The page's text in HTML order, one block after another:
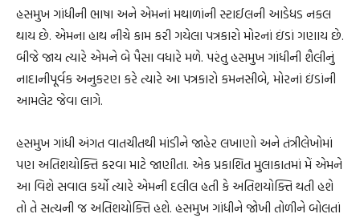
હસમુખ ગાંધીની ભાષા અને એમનાં મથાળાંની સ્ટાઈલની આડેધડ નકલ
થાય છે. એમના હાથ નીચે કામ કરી ગયેલા પત્રકારો મોરનાં ઇંડાં ગણાય છે.
બીજે જાય ત્યારે એમને બે પૈસા વધારે મળે. પરંતુ હસમુખ ગાંધીની શૈલીનું
નાદાનીપૂર્વક અનુકરણ કરે ત્યારે આ પત્રકારો કમનસીબે, મોરનાં ઇંડાંની
આમલેટ જેવા લાગે.
હસમુખ ગાંધી અંગત વાતચીતથી માંડીને જાહેર લખાણો અને તંત્રીલેખોમાં
પણ અતિશયોક્તિ કરવા માટે જાણીતા. એક પ્રકાશિત મુલાકાતમાં મેં એમને
આ વિશે સવાલ કર્યો ત્યારે એમની દલીલ હતી કે અતિશયોક્તિ થતી હશે
તો તે સત્યની જ અતિશયોક્તિ હશે. હસમુખ ગાંધીને જોખી તોળીને બોલતાં